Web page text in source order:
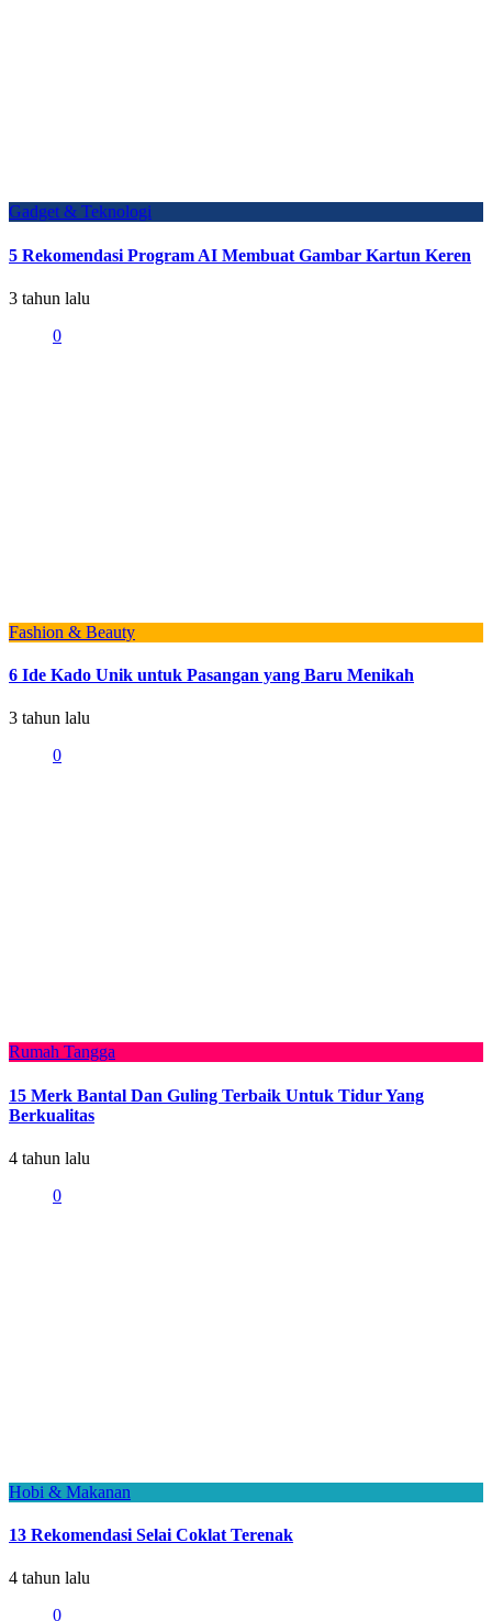
Gadget & Teknologi
5 Rekomendasi Program AI Membuat Gambar Kartun Keren
3 tahun lalu
0
Fashion & Beauty
6 Ide Kado Unik untuk Pasangan yang Baru Menikah
3 tahun lalu
0
Rumah Tangga
15 Merk Bantal Dan Guling Terbaik Untuk Tidur Yang
Berkualitas
4 tahun lalu
0
Hobi & Makanan
13 Rekomendasi Selai Coklat Terenak
4 tahun lalu
0